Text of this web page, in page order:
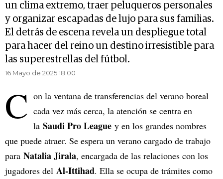
un clima extremo, traer peluqueros personales
y organizar escapadas de lujo para sus familias.
El detrás de escena revela un despliegue total
para hacer del reino un destino irresistible para
las superestrellas del fútbol.
16 Mayo de 2025 18.00
C on la ventana de transferencias del verano boreal
cada vez más cerca, la atención se centra en
la Saudi Pro League y en los grandes nombres
que puede atraer. Se espera un verano cargado de trabajo
para Natalia Jirala, encargada de las relaciones con los
jugadores del Al-Ittihad. Ella se ocupa de trámites como